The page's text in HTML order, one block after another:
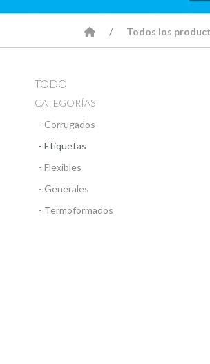
Todos los
TODO
CATEGORÍAS
- Corrugados
- Etiquetas
- Flexibles
- Generales
- Termoformados